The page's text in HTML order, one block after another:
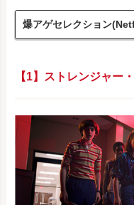
爆アゲセレクション
【1】ストレンジャ